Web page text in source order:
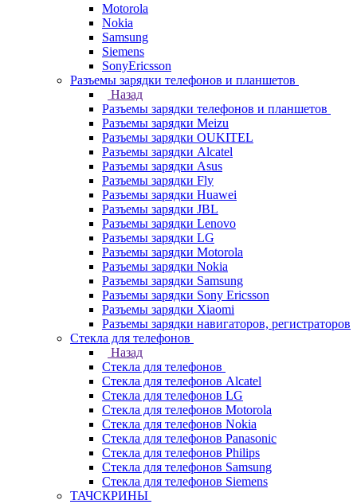
Motorola
Nokia
Samsung
Siemens
SonyEricsson
Разъемы зарядки телефонов и планшетов
Назад
Разъемы зарядки телефонов и планшетов
Разъемы зарядки Meizu
Разъемы зарядки OUKITEL
Разъемы зарядки Alcatel
Разъемы зарядки Asus
Разъемы зарядки Fly
Разъемы зарядки Huawei
Разъемы зарядки JBL
Разъемы зарядки Lenovo
Разъемы зарядки LG
Разъемы зарядки Motorola
Разъемы зарядки Nokia
Разъемы зарядки Samsung
Разъемы зарядки Sony Ericsson
Разъемы зарядки Xiaomi
Разъемы зарядки навигаторов, регистраторов
Стекла для телефонов
Назад
Стекла для телефонов
Стекла для телефонов Alcatel
Стекла для телефонов LG
Стекла для телефонов Motorola
Стекла для телефонов Nokia
Стекла для телефонов Panasonic
Стекла для телефонов Philips
Стекла для телефонов Samsung
Стекла для телефонов Siemens
ТАЧСКРИНЫ